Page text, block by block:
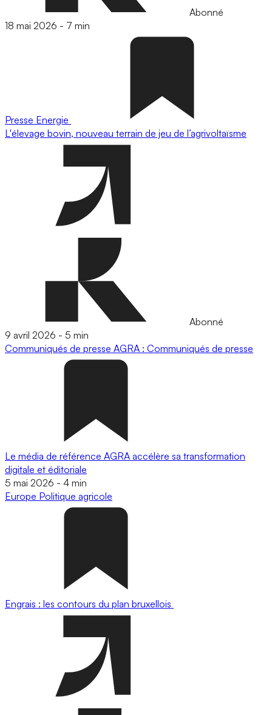
Abonné
18 mai 2026 - 7 min
Presse Energie
L'élevage bovin, nouveau terrain de jeu de l’agrivoltaïsme
Abonné
9 avril 2026 - 5 min
Communiqués de presse AGRA : Communiqués de presse
Le média de référence AGRA accélère sa transformation
digitale et éditoriale
5 mai 2026 - 4 min
Europe Politique agricole
Engrais : les contours du plan bruxellois